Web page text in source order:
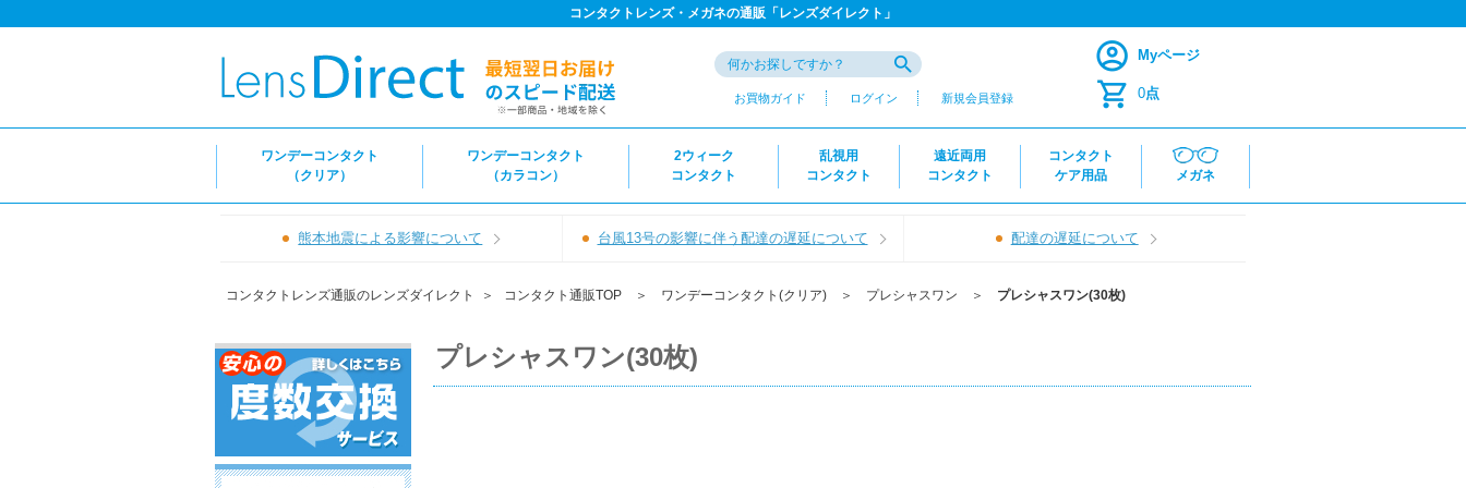
コンタクトレンズ・メガネの通販「レンズダイレクト」
お買物ガイド ログイン 新規会員登録
Myページ
0点
ワンデーコンタクト
（クリア）
ワンデーコンタクト
（カラコン）
2ウィーク
コンタクト
乱視用
コンタクト
遠近両用
コンタクト
コンタクト
ケア用品
メガネ
熊本地震による影響について 台風13号の影響に伴う配達の遅延について 配達の遅延について
コンタクトレンズ通販のレンズダイレクト ＞ コンタクト通販TOP ＞ ワンデーコンタクト(クリア) ＞ プレシャスワン ＞ プレシャスワン(30枚)
プレシャスワン(30枚)